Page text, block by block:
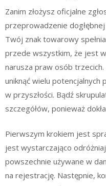
Zanim złożysz oficjalne
przeprowadzenie
Twój znak towarowy
przede wszystkim, że jest
narusza praw osób
uniknąć wielu potencjalnych
w przyszłości. Bądź
szczegółów, ponieważ
Pierwszym krokiem jest
jest wystarczająco
powszechnie używane w
na rejestrację. Następnie,